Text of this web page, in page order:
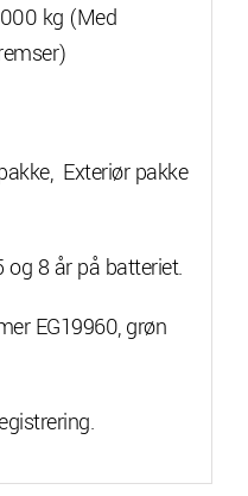
kg (Med
Exteriør pakke
og 8 år på batteriet.
EG19960, grøn